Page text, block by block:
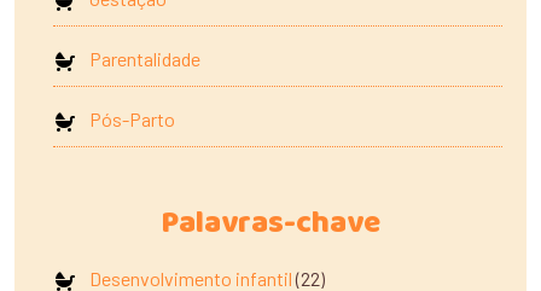
Parentalidade
Pós-Parto
Palavras-chave
Desenvolvimento infantil(22)